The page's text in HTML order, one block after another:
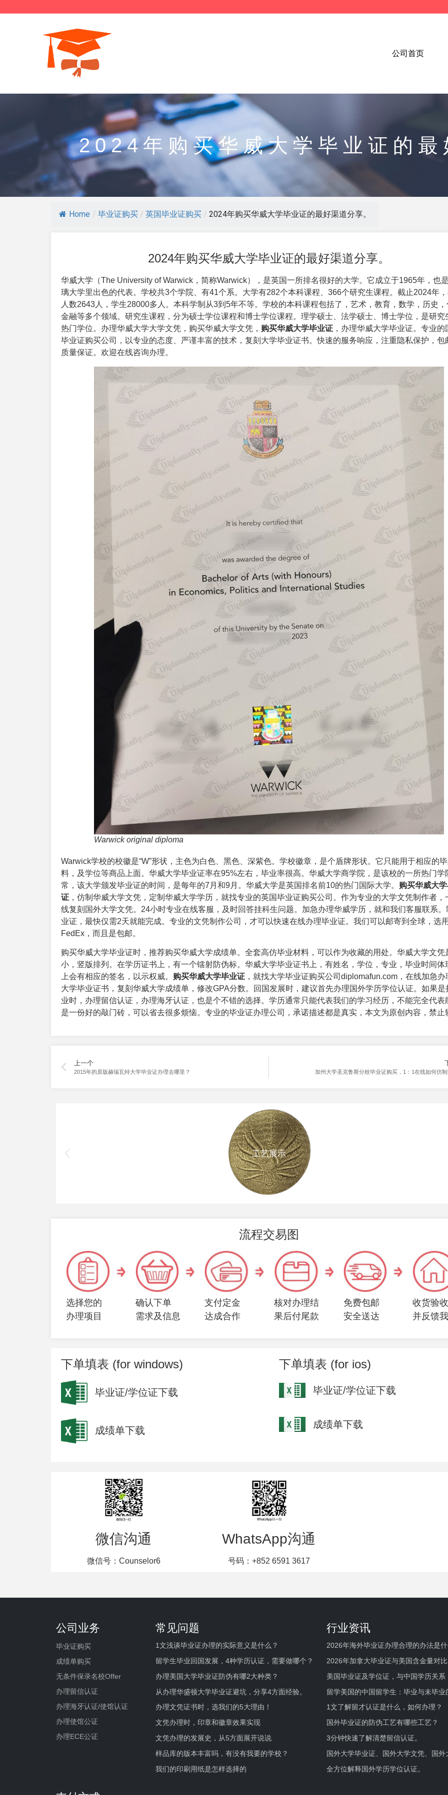
公司首页
2024年购买华威大学毕业证的
Home / 毕业证购买 / 英国毕业证购买 / 2024年购买华威大学毕业证的最好渠道分享。
2024年购买华威大学毕业证的最好渠道分享。
华威大学（The University of Warwick ，简称Warwick），是英国一所排名很好的大学。它成立于1965年，也
璃大学里出色的代表。学校共3个学院、有41个系。大学有282个本科课程、366个研究生课程。截止2024年
人数2643人，学生28000多人。本科学制从3到5年不等。学校的本科课程包括了，艺术，教育，数学，历史
金融等多个领域。研究生课程，分为硕士学位课程和博士学位课程。理学硕士、法学硕士、博士学位，是研究
热门学位。办理华威大学大学文凭，购买华威大学文凭， 购买华威大学毕业证 ，办理华威大学毕业证。专业的
毕业证购买公司，以专业的态度、严谨丰富的技术，复刻大学毕业证书。快速的服务响应，注重隐私保护，包
质量保证。欢迎在线咨询办理。
Warwick original diploma
Warwick学校的校徽是“W”形状，主色为白色、黑色、深紫色。学校徽章，是个盾牌形状。它只能用于相应的
料，及学位等商品上面。华威大学毕业证率在95%左右，毕业率很高。华威大学商学院，是该校的一所热门学
常，该大学颁发毕业证的时间，是每年的7月和9月。华威大学是英国排名前10的热门国际大学。 购买华威大
证 ，仿制华威大学文凭，定制华威大学学历，就找专业的英国毕业证购买公司。作为专业的大学文凭制作者，
线复刻国外大学文凭。24小时专业在线客服，及时回答挂科生问题。加急办理华威学历，就和我们客服联系。
业证，最快仅需2天就能完成。专业的文凭制作公司，才可以快速在线办理毕业证。我们可以邮寄到全球，选
FedEx，而且是包邮。
购买华威大学毕业证时，推荐购买华威大学成绩单。全套高仿毕业材料，可以作为收藏的用处。华威大学文凭
小，竖版排列。在学历证书上，有一个镭射防伪标。华威大学毕业证书上，有姓名，学位，专业，毕业时间体
上会有相应的签名，以示权威。 购买华威大学毕业证 ，就找大学毕业证购买公司diplomafun.com，在线加急办
大学毕业证书，复刻华威大学成绩单，修改GPA分数。回国发展时，建议首先办理国外学历学位认证。如果是
业时，办理留信认证，办理海牙认证，也是个不错的选择。学历通常只能代表我们的学习经历，不能完全代表
是一份好的敲门砖，可以省去很多烦恼。专业的毕业证办理公司，承诺描述都是真实，本文为原创内容，禁止
上一个
2015年的原版赫瑞瓦特大学毕业证办理去哪里？ 加州大学圣克鲁斯分校毕业证购买，1：1在线如何仿
工艺展示
流程交易图
选择您的
办理项目
确认下单
需求及信息
支付定金
达成合作
核对办理结
果后付尾款
免费包邮
安全送达
收货验
并反馈
下单填表 (for windows)
毕业证/学位证下载
成绩单下载
下单填表 (for ios)
毕业证/学位证下载
成绩单下载
微信沟通
微信号：Counselor6
WhatsApp沟通
号码：+852 6591 3617
公司业务
毕业证购买
成绩单购买
无条件保录名校Offer
办理留信认证
办理海牙认证/使馆认证
办理使馆公证
办理ECE公证
常见问题
1文浅谈毕业证办理的实际意义是什么？
留学生毕业回国发展，4种学历认证，需要做哪个？
办理美国大学毕业证防伪有哪2大种类？
从办理华盛顿大学毕业证避坑，分享4方面经验。
办理文凭证书时，选我们的5大理由！
文凭办理时，印章和徽章效果实现
文凭办理的发展史，从5方面展开说说
样品库的版本丰富吗，有没有我要的学校？
我们的印刷用纸是怎样选择的
行业资讯
2026年海外毕业证办理合理的办法是
2026年加拿大毕业证与美国含金量对比
美国毕业证及学位证，与中国学历关系
留学美国的中国留学生：毕业与未毕业
1文了解留才认证是什么，如何办理？
国外毕业证的防伪工艺有哪些工艺？
3分钟快速了解清楚留信认证。
国外大学毕业证、国外大学文凭、国外
全方位解释国外学历学位认证。